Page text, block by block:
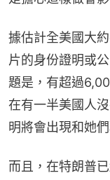
據估計全美國大
片的身份證明或
題是，有超過
在有一半美國人
明將會出現和她
而且，在特朗普